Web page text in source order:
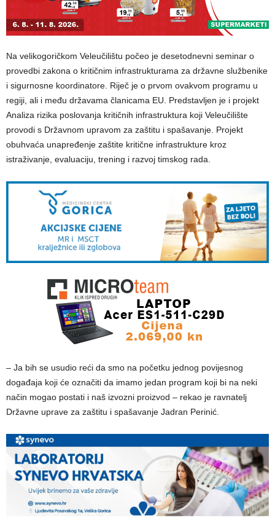
Na velikogoričkom Veleučilištu počeo je desetodnevni seminar o
provedbi zakona o kritičnim infrastrukturama za državne službenike
i sigurnosne koordinatore. Riječ je o prvom ovakvom programu u
regiji, ali i među državama članicama EU. Predstavljen je i projekt
Analiza rizika poslovanja kritičnih infrastruktura koji Veleučilište
provodi s Državnom upravom za zaštitu i spašavanje. Projekt
obuhvaća unapređenje zaštite kritične infrastrukture kroz
istraživanje, evaluaciju, trening i razvoj timskog rada.
– Ja bih se usudio reći da smo na početku jednog povijesnog
događaja koji će označiti da imamo jedan program koji bi na neki
način mogao postati i naš izvozni proizvod – rekao je ravnatelj
Državne uprave za zaštitu i spašavanje Jadran Perinić.